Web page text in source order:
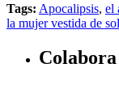
Tags: Apocalipsis, el
la mujer vestida de sol